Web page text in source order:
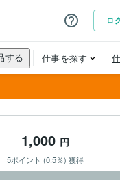
1,000 円
5ポイント (0.5％) 獲得